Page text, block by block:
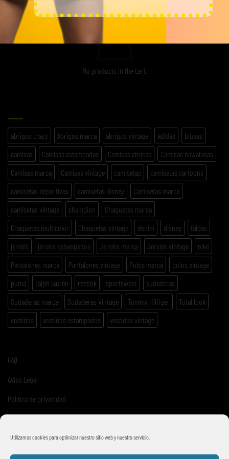
Utilizamos cookies para optimizar nuestro sitio web y nuestro servicio.
No products in the cart.
abrigos crazy Abrigos marca abrigos vintage adidas
blusas
camisas
Camisas estampadas Camisas etnicas
Camisas hawaianas
Camisas marca
Camisas vintage camisetas
camisetas cartoons
camisetas deportivas
camisetas disney
Camisetas marca
camisetas vintage
champion
Chaquetas marca
Chaquetas multicolor
Chaquetas vintage denim disney
faldas
jerséis
jerséis estampados Jerséis marca Jerséis vintage
nike
Pantalones marca
Pantalones vintage Polos marca
polos vintage
puma
ralph lauren reebok sportswear
sudaderas
Sudaderas marca
Sudaderas Vintage Tommy Hilfiger
Total look
vestidos
vestidos estampados vestidos vintage
FAQ
Aviso Legal
Politica de privacidad